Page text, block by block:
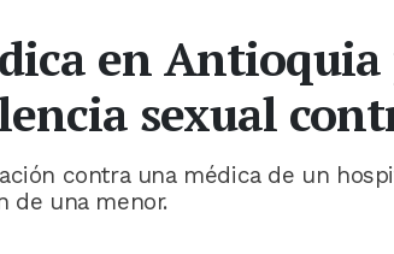
en
sexual
contra una médica de un
de una menor.